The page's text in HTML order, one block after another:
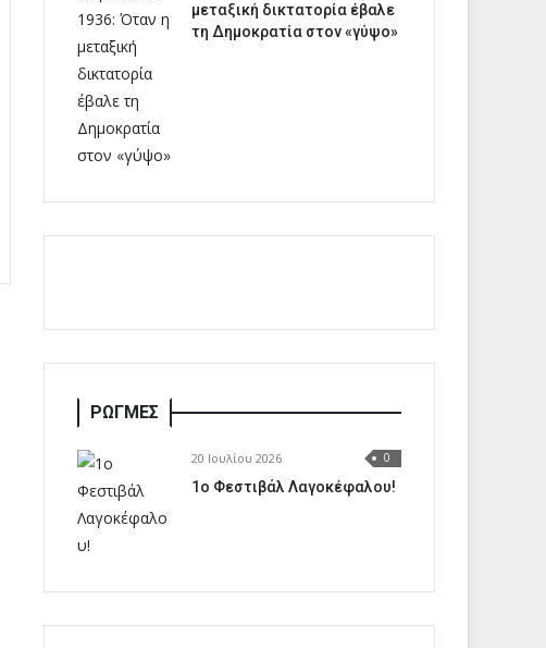
μεταξική δικτατορία έβαλε
τη Δημοκρατία στον «γύψο»
ΡΩΓΜΕΣ
20 Ιουλίου 2026 0
1o Φεστιβάλ Λαγοκέφαλου!